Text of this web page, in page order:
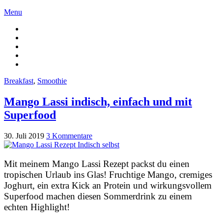
Menu
Breakfast, Smoothie
Mango Lassi indisch, einfach und mit
Superfood
30. Juli 2019 3 Kommentare
Mit meinem Mango Lassi Rezept packst du einen
tropischen Urlaub ins Glas! Fruchtige Mango, cremiges
Joghurt, ein extra Kick an Protein und wirkungsvollem
Superfood machen diesen Sommerdrink zu einem
echten Highlight!